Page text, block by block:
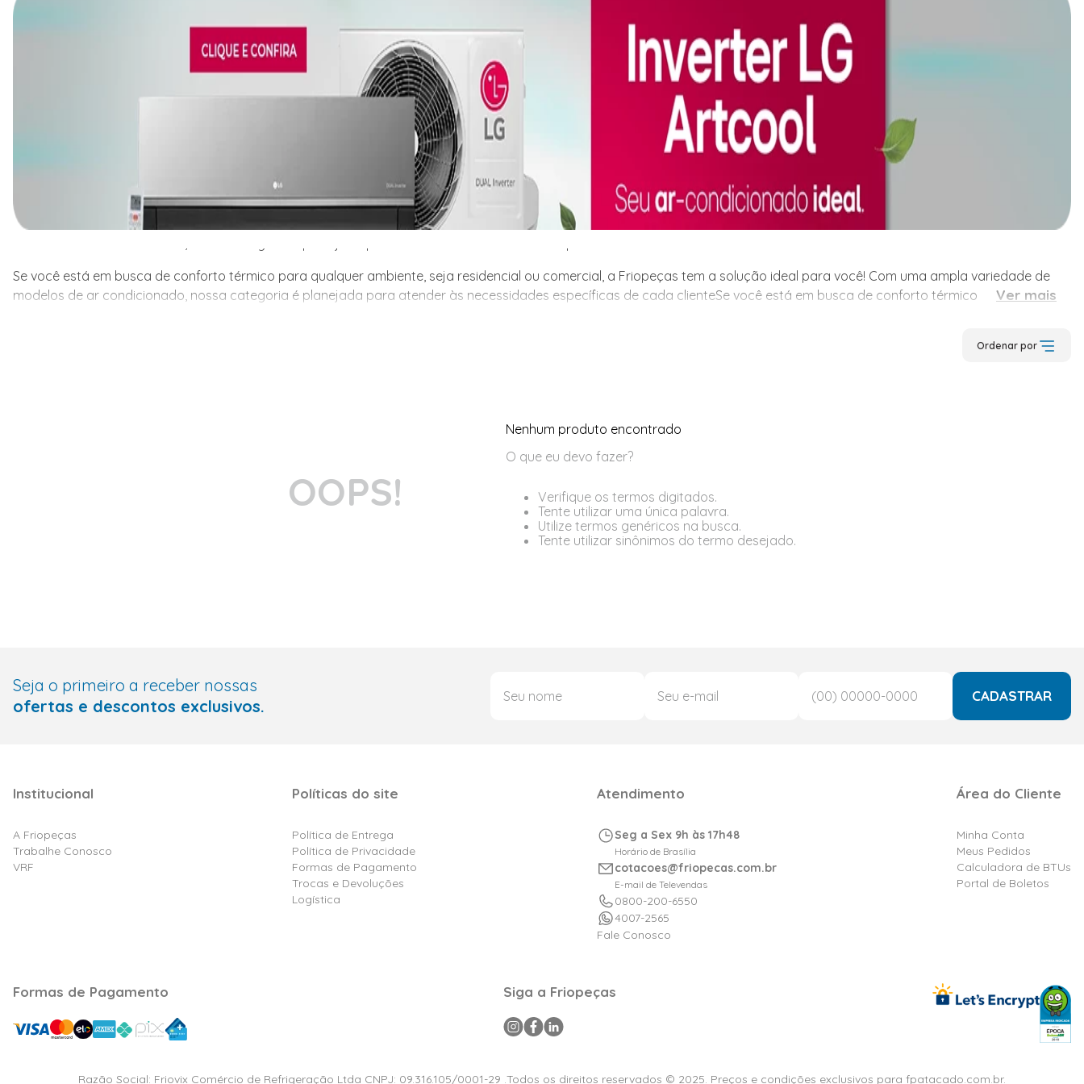
Se você está em busca de conforto térmico para qualquer ambiente, seja residencial ou comercial, a Friopeças tem a solução ideal para você! Com uma ampla variedade de
Se você está em busca de conforto térmico para qualquer ambiente, seja residencial ou comercial, a Friopeças tem a solução ideal para você! Com uma ampla variedade de
modelos de ar condicionado, nossa categoria é planejada para atender às necessidades específicas de cada clienteSe você está em busca de conforto térmico para qualquer
Ver mais
Ordenar por
OOPS!
Nenhum produto encontrado
O que eu devo fazer?
Verifique os termos digitados.
Tente utilizar uma única palavra.
Utilize termos genéricos na busca.
Tente utilizar sinônimos do termo desejado.
Seja o primeiro a receber nossas
ofertas e descontos exclusivos.
CADASTRAR
Institucional
A Friopeças
Trabalhe Conosco
VRF
Políticas do site
Política de Entrega
Política de Privacidade
Formas de Pagamento
Trocas e Devoluções
Logística
Atendimento
Seg a Sex 9h às 17h48
Horário de Brasília
cotacoes@friopecas.com.br
E-mail de Televendas
0800-200-6550
4007-2565
Fale Conosco
Área do Cliente
Minha Conta
Meus Pedidos
Calculadora de BTUs
Portal de Boletos
Formas de Pagamento Siga a Friopeças
Razão Social: Friovix Comércio de Refrigeração Ltda CNPJ: 09.316.105/0001-29 .Todos os direitos reservados © 2025. Preços e condições exclusivos para fpatacado.com.br.